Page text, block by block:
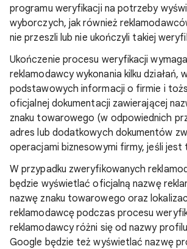
programu weryfikacji na potrzeby
wyborczych, jak również
nie przeszli lub nie ukończyli takiej
Ukończenie procesu weryfikacji
reklamodawcy wykonania kilku działań,
podstawowych informacji o firmie i
oficjalnej dokumentacji zawierającej
znaku towarowego (w odpowiednich
adres lub dodatkowych dokumentów
operacjami biznesowymi firmy, jeśli jest
W przypadku zweryfikowanych
będzie wyświetlać oficjalną nazwę
nazwę znaku towarowego oraz
reklamodawcę podczas procesu
reklamodawcy różni się od nazwy
Google będzie też wyświetlać nazwę